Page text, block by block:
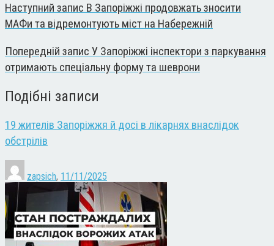
Наступний запис В Запоріжжі продовжать зносити
МАФи та відремонтують міст на Набережній
Попередній запис У Запоріжжі інспектори з паркування
отримають спеціальну форму та шеврони
Подібні записи
19 жителів Запоріжжя й досі в лікарнях внаслідок
обстрілів
zapsich, 11/11/2025